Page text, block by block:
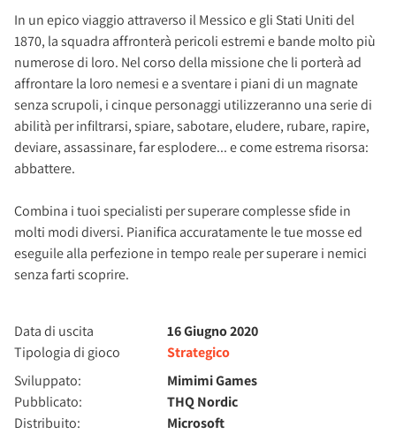
In un epico viaggio attraverso il Messico e gli Stati Uniti del
1870, la squadra affronterà pericoli estremi e bande molto più
numerose di loro. Nel corso della missione che li porterà ad
affrontare la loro nemesi e a sventare i piani di un magnate
senza scrupoli, i cinque personaggi utilizzeranno una serie di
abilità per infiltrarsi, spiare, sabotare, eludere, rubare, rapire,
deviare, assassinare, far esplodere... e come estrema risorsa:
abbattere.
Combina i tuoi specialisti per superare complesse sfide in
molti modi diversi. Pianifica accuratamente le tue mosse ed
eseguile alla perfezione in tempo reale per superare i nemici
senza farti scoprire.
Data di uscita
16 Giugno 2020
Tipologia di gioco
Strategico
Sviluppato:
Mimimi Games
Pubblicato:
THQ Nordic
Distribuito:
Microsoft